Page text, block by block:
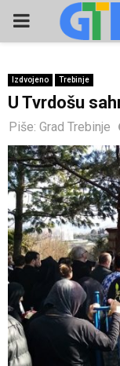
PRIMARY
Izdvojeno Trebinje
U Tvrdošu
Piše: Grad Trebinje